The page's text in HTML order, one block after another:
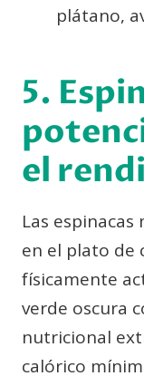
plátano,
5.
el
Las
en el plato de
físicamente
verde oscura
nutricional
calórico